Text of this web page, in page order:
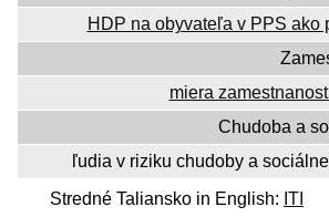
HDP na obyvateľa v PPS ako
miera
Chudoba a
ľudia v riziku chudoby a
Stredné Taliansko in English: ITI